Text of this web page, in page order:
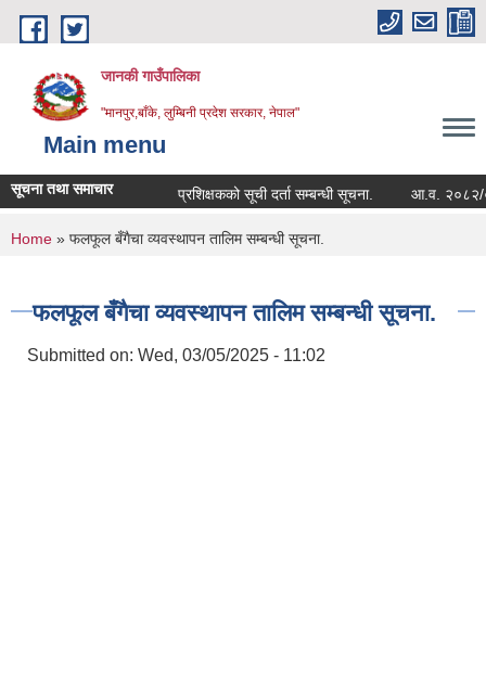
Skip to main content
जानकी गाउँपालिका
"मानपुर,बाँके, लुम्बिनी प्रदेश सरकार, नेपाल"
Main menu
सूचना तथा समाचार प्रशिक्षकको सूची दर्ता सम्बन्धी सूचना. आ.व. २०८२/०८३ को
You are here
Home » फलफूल बँगैचा व्यवस्थापन तालिम सम्बन्धी सूचना.
फलफूल बँगैचा व्यवस्थापन तालिम सम्बन्धी सूचना.
Submitted on: Wed, 03/05/2025 - 11:02